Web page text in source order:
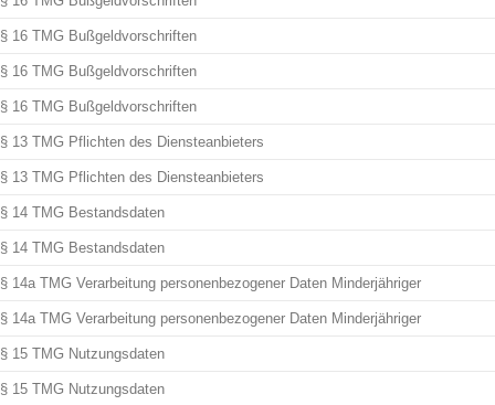
§ 16 TMG Bußgeldvorschriften
§ 16 TMG Bußgeldvorschriften
§ 16 TMG Bußgeldvorschriften
§ 13 TMG Pflichten des Diensteanbieters
§ 13 TMG Pflichten des Diensteanbieters
§ 14 TMG Bestandsdaten
§ 14 TMG Bestandsdaten
§ 14a TMG Verarbeitung personenbezogener Daten Minderjähriger
§ 14a TMG Verarbeitung personenbezogener Daten Minderjähriger
§ 15 TMG Nutzungsdaten
§ 15 TMG Nutzungsdaten